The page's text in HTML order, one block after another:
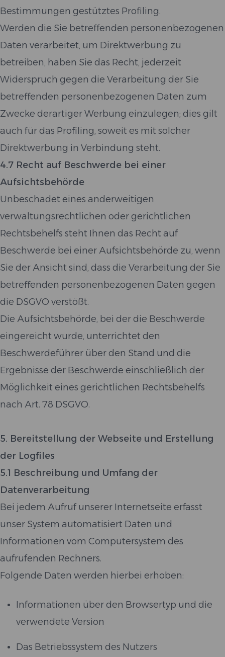
Bestimmungen gestütztes Profiling.
Werden die Sie betreffenden personenbezogenen
Daten verarbeitet, um Direktwerbung zu
betreiben, haben Sie das Recht, jederzeit
Widerspruch gegen die Verarbeitung der Sie
betreffenden personenbezogenen Daten zum
Zwecke derartiger Werbung einzulegen; dies gilt
auch für das Profiling, soweit es mit solcher
Direktwerbung in Verbindung steht.
4.7 Recht auf Beschwerde bei einer
Aufsichtsbehörde
Unbeschadet eines anderweitigen
verwaltungsrechtlichen oder gerichtlichen
Rechtsbehelfs steht Ihnen das Recht auf
Beschwerde bei einer Aufsichtsbehörde zu, wenn
Sie der Ansicht sind, dass die Verarbeitung der Sie
betreffenden personenbezogenen Daten gegen
die DSGVO verstößt.
Die Aufsichtsbehörde, bei der die Beschwerde
eingereicht wurde, unterrichtet den
Beschwerdeführer über den Stand und die
Ergebnisse der Beschwerde einschließlich der
Möglichkeit eines gerichtlichen Rechtsbehelfs
nach Art. 78 DSGVO.
5. Bereitstellung der Webseite und Erstellung
der Logfiles
5.1 Beschreibung und Umfang der
Datenverarbeitung
Bei jedem Aufruf unserer Internetseite erfasst
unser System automatisiert Daten und
Informationen vom Computersystem des
aufrufenden Rechners.
Folgende Daten werden hierbei erhoben:
Informationen über den Browsertyp und die
verwendete Version
Das Betriebssystem des Nutzers